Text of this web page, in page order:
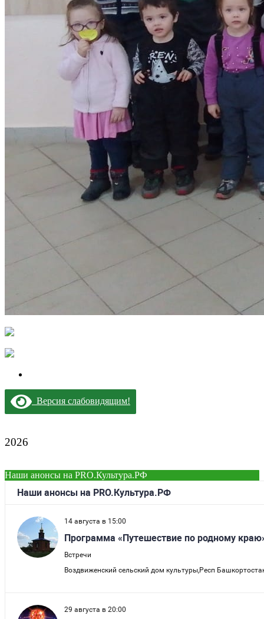
Версия слабовидящим!
2026
Наши анонсы на PRO.Культура.РФ